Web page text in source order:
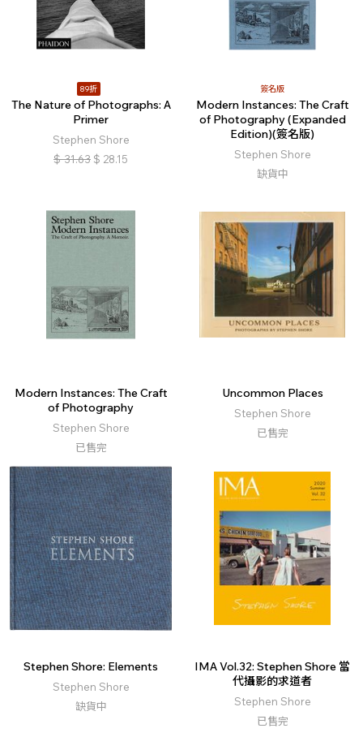
89折
The Nature of Photographs: A
Primer
Stephen Shore
$ 31.63 $ 28.15
簽名版
Modern Instances: The Craft
of Photography (Expanded
Edition)(簽名版)
Stephen Shore
缺貨中
Modern Instances: The Craft
of Photography
Stephen Shore
已售完
Uncommon Places
Stephen Shore
已售完
Stephen Shore: Elements
Stephen Shore
缺貨中
IMA Vol.32: Stephen Shore 當
代攝影的求道者
Stephen Shore
已售完